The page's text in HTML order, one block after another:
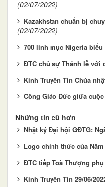
(02/07/2022)
Kazakhstan chuẩn bị
(02/07/2022)
700 linh mục Nigeria
ĐTC chủ sự Thánh lễ với
Kinh Truyền Tin Chúa
Công Giáo Đức giữa
Những tin cũ hơn
Nhật ký Đại hội GĐTG:
Logo chính thức của Năm
ĐTC tiếp Toà Thượng
Kinh Truyền Tin 29/06/